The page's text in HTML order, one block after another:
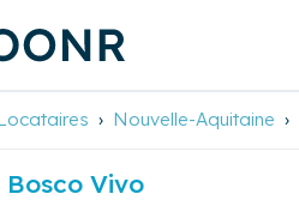
Nouvelle-Aquitaine
Vivo